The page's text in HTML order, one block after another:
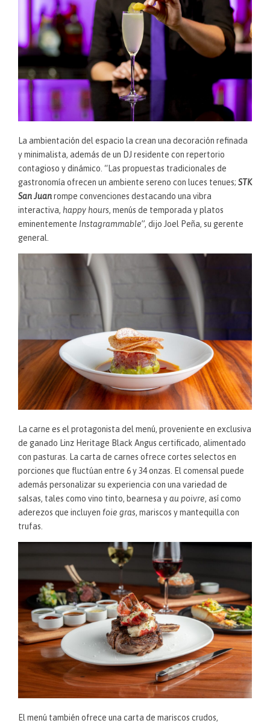
La ambientación del espacio la crean una decoración refinada
y minimalista, además de un DJ residente con repertorio
contagioso y dinámico. “Las propuestas tradicionales de
gastronomía ofrecen un ambiente sereno con luces tenues; STK
San Juanrompe convenciones destacando una vibra
interactiva, happy hours, menús de temporada y platos
eminentemente Instagrammable”, dijo Joel Peña, su gerente
general.
La carne es el protagonista del menú, proveniente en exclusiva
de ganado Linz Heritage Black Angus certificado, alimentado
con pasturas. La carta de carnes ofrece cortes selectos en
porciones que fluctúan entre 6 y 34 onzas. El comensal puede
además personalizar su experiencia con una variedad de
salsas, tales como vino tinto, bearnesa yau poivre, así como
aderezos que incluyen foie gras, mariscos y mantequilla con
trufas.
El menú también ofrece una carta de mariscos crudos,